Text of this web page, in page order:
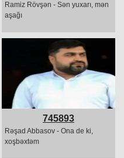
Ramiz Rövşən - Sən yuxarı, mən
aşağı
745893
Rəşad Abbasov - Ona de ki,
xoşbəxtəm